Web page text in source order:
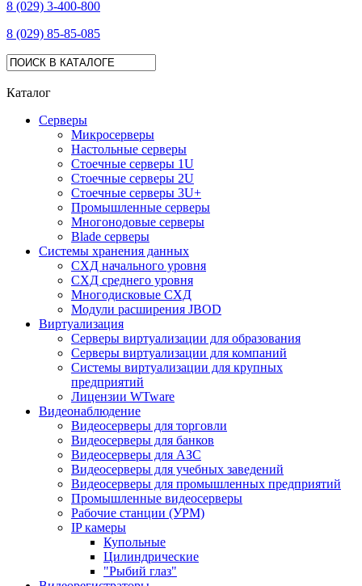
8 (029) 3-400-800
8 (029) 85-85-085
Каталог
Серверы
Микросерверы
Настольные серверы
Стоечные серверы 1U
Стоечные серверы 2U
Стоечные серверы 3U+
Промышленные серверы
Многонодовые серверы
Blade серверы
Системы хранения данных
СХД начального уровня
СХД среднего уровня
Многодисковые СХД
Модули расширения JBOD
Виртуализация
Серверы виртуализации для образования
Серверы виртуализации для компаний
Системы виртуализации для крупных
предприятий
Лицензии WTware
Видеонаблюдение
Видеосерверы для торговли
Видеосерверы для банков
Видеосерверы для АЗС
Видеосерверы для учебных заведений
Видеосерверы для промышленных предприятий
Промышленные видеосерверы
Рабочие станции (УРМ)
IP камеры
Купольные
Цилиндрические
"Рыбий глаз"